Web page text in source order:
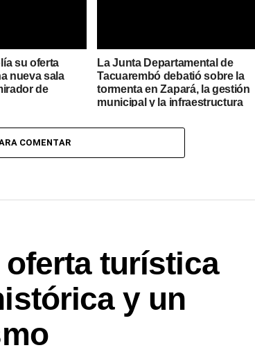
su oferta
nueva sala
de
La Junta Departamental de
Tacuarembó debatió sobre la
tormenta en Zapará, la gestión
municipal y la infraestructura
COMENTAR
oferta turística
y un